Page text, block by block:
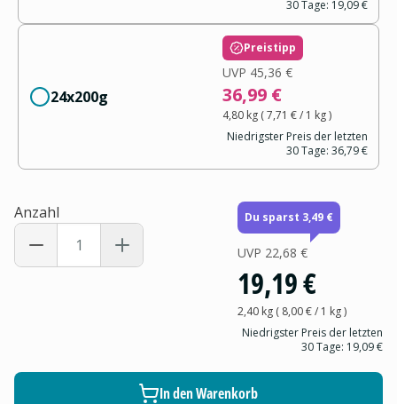
30 Tage: 19,09 €
24x200g
Preistipp
UVP 45,36 €
36,99 €
4,80 kg(7,71 €/ 1 kg)
Niedrigster Preis der letzten
30 Tage: 36,79 €
Anzahl Du sparst 3,49 €
UVP 22,68 €
19,19 €
2,40 kg( 8,00 €/ 1 kg)
Niedrigster Preis der letzten
30 Tage: 19,09 €
In den Warenkorb